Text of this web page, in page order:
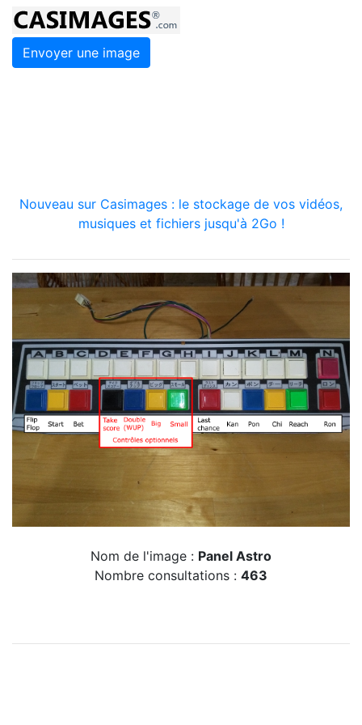
Envoyer une image
Nouveau sur Casimages : le stockage de vos vidéos,
musiques et fichiers jusqu'à 2Go !
Nom de l'image : Panel Astro
Nombre consultations : 463